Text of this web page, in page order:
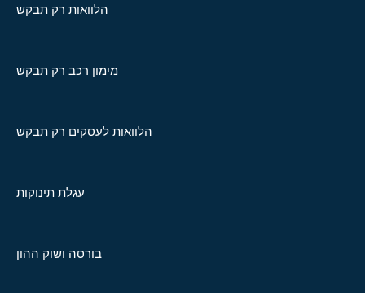
הלוואות רק תבקש
מימון רכב רק תבקש
הלוואות לעסקים רק תבקש
עגלת תינוקות
בורסה ושוק ההון